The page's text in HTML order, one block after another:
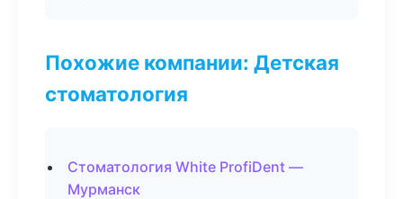
Похожие компании: Детская
стоматология
Стоматология White ProfiDent —
Мурманск